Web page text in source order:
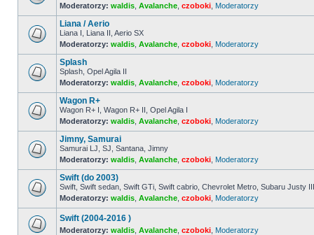
Nie
ma
nieprzeczytanych
postów
Moderatorzy: waldis Avalanche czoboki Moderatorzy
Nie
ma
nieprzeczytanych
postów
Liana / Aerio
Liana I, Liana II, Aerio SX
Moderatorzy: waldis Avalanche czoboki Moderatorzy
Nie
ma
nieprzeczytanych
postów
Splash
Splash, Opel Agila II
Moderatorzy: waldis Avalanche czoboki Moderatorzy
Nie
ma
nieprzeczytanych
postów
Wagon R+
Wagon R+ I, Wagon R+ II, Opel Agila I
Moderatorzy: waldis Avalanche czoboki Moderatorzy
Nie
ma
nieprzeczytanych
postów
Jimny, Samurai
Samurai LJ, SJ, Santana, Jimny
Moderatorzy: waldis Avalanche czoboki Moderatorzy
Nie
ma
nieprzeczytanych
postów
Swift (do 2003)
Swift, Swift sedan, Swift GTi, Swift cabrio, Chevrolet Metro, Subaru Justy III
Moderatorzy: waldis Avalanche czoboki Moderatorzy
Swift (2004-2016 )
Moderatorzy: waldis Avalanche czoboki Moderatorzy